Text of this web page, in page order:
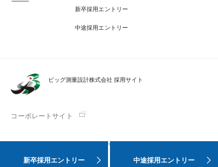
新卒採用エントリー 中途採用エントリー
新卒採用エントリー
中途採用エントリー
ビッグ測量設計株式会社 採用サイト
コーポレートサイト
Copyright(C) Big Survey & Design CO.,LTD all right reserved.